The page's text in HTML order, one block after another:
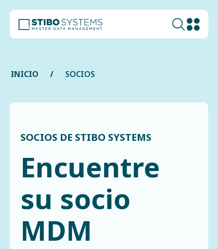
INICIO SOCIOS
SOCIOS DE STIBO SYSTEMS
Encuentre
su socio
MDM